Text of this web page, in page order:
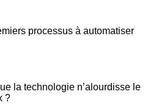
processus à automatiser
la technologie n’alourdisse le
?